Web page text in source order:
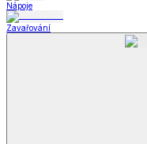
Nápoje
Zavařování